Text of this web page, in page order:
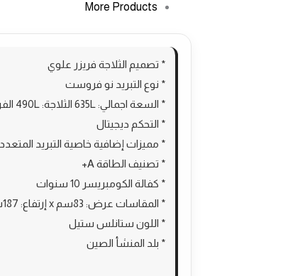
More Products
* تصميم الثلاجة فريزر علوي
* نوع التبريد نو فروست
* السعة اجمالي: 635L الثلاجة: 490L الفريزر: 145L
* التحكم ديجيتال
* مميزات إضافية خاصية التبريد المتعدد
* تصنيف الطاقة A+
* كفالة الكومبريسر 10 سنوات
* المقاسات عرض: 83سم x إرتفاع: 187سم x عمق: 74.6سم
* اللون ستانلس ستيل
* بلد المنشأ الصين